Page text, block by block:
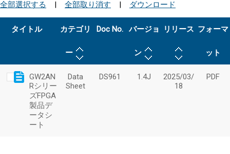
全部選択する | 全部取り消す | ダウンロード
タイトル カテゴリ
ー
Doc No. バージョ
ン
リリース フォーマ
ット
GW2AN
Rシリー
ズFPGA
製品デ
ータシ
ート
Data
Sheet
DS961 1.4J
2025/03/
18
PDF